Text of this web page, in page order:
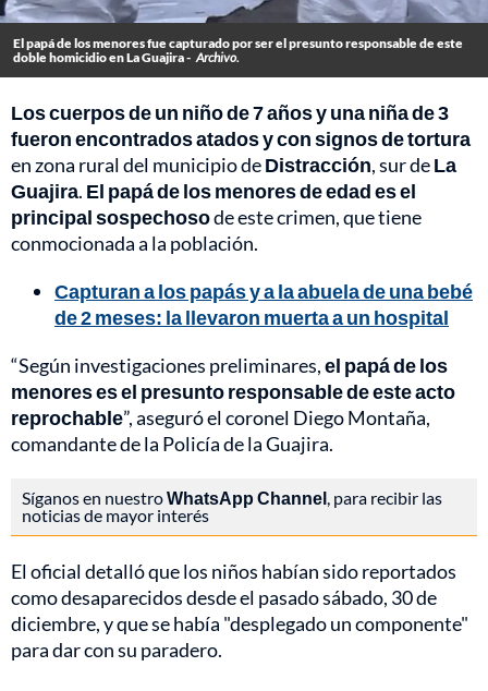
El papá de los menores fue capturado por ser el presunto responsable de este
doble homicidio en La Guajira - Archivo.
Los cuerpos de un niño de 7 años y una niña de 3
fueron encontrados atados y con signos de tortura
en zona rural del municipio deDistracción, sur deLa
Guajira. El papá de los menores de edad es el
principal sospechosode este crimen, que tiene
conmocionada a la población.
Capturan a los papás y a la abuela de una bebé
de 2 meses: la llevaron muerta a un hospital
“Según investigaciones preliminares,el papá de los
menores es el presunto responsable de este acto
reprochable”, aseguró el coronel Diego Montaña,
comandante de la Policía de la Guajira.
Síganos en nuestroWhatsApp Channel, para recibir las
noticias de mayor interés
El oficial detalló que los niños habían sido reportados
como desaparecidos desde el pasado sábado, 30 de
diciembre, y que se había "desplegado un componente"
para dar con su paradero.